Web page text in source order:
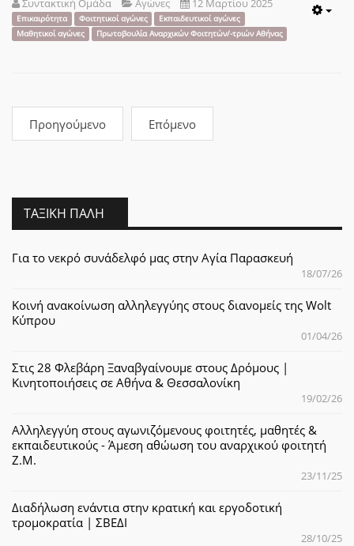
Συντακτική Ομάδα Αγώνες 12 Μαρτίου 2025
Επικαιρότητα Φοιτητικοί αγώνες
Εκπαιδευτικοί αγώνες
Μαθητικοί αγώνες
Πρωτοβουλία Αναρχικών Φοιτητών/-τριών Αθήνας
Προηγούμενο Επόμενο
ΤΑΞΙΚΉ ΠΆΛΗ
Για το νεκρό συνάδελφό μας στην Αγία Παρασκευή
18/07/26
Κοινή ανακοίνωση αλληλεγγύης στους διανομείς της Wolt
Κύπρου
01/04/26
Στις 28 Φλεβάρη Ξαναβγαίνουμε στους Δρόμους |
Κινητοποιήσεις σε Αθήνα & Θεσσαλονίκη
19/02/26
Αλληλεγγύη στους αγωνιζόμενους φοιτητές, μαθητές &
εκπαιδευτικούς - Άμεση αθώωση του αναρχικού φοιτητή
Ζ.Μ.
23/11/25
Διαδήλωση ενάντια στην κρατική και εργοδοτική
τρομοκρατία | ΣΒΕΔΙ
28/10/25